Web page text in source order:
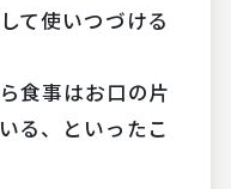
て使いつづける
食事はお口の片
る、といったこ